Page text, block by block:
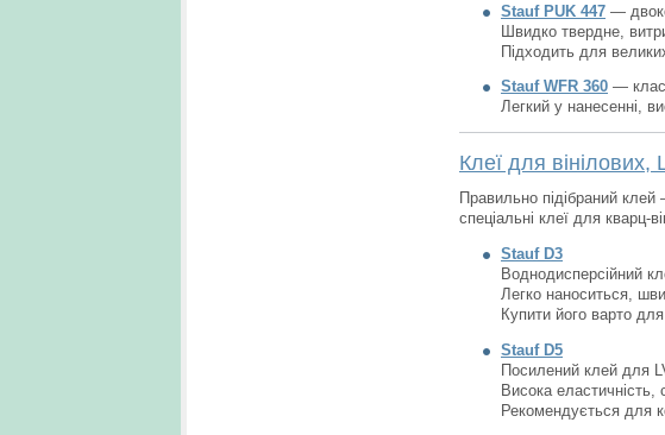
Stauf PUK 447 —
Швидко твердне,
Підходить для
Stauf WFR 360 —
Легкий у нанесенні,
Клеї для вінілових,
Правильно підібраний
спеціальні клеї для кварц-
Stauf D3
Воднодисперсійний
Легко наноситься,
Купити його варто
Stauf D5
Посилений клей для
Висока еластичність,
Рекомендується для